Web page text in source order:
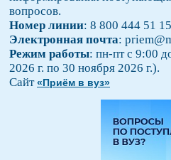
вопросов.
Номер линии: 8 800 444 51 15
Электронная почта:
Режим работы: пн-пт с 9:00
2026 г. по 30 ноября 2026 г.).
Сайт«Приём в вуз»